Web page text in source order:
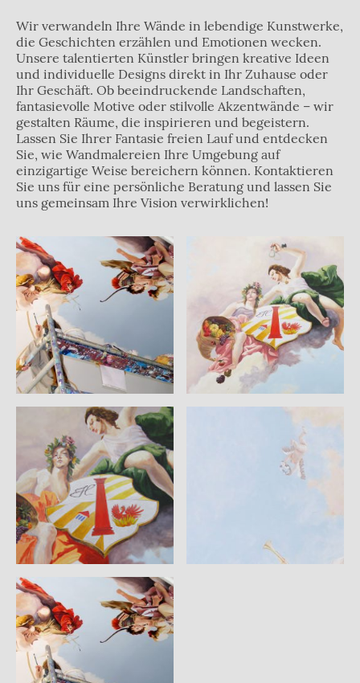
Wir verwandeln Ihre Wände in lebendige Kunstwerke,
die Geschichten erzählen und Emotionen wecken.
Unsere talentierten Künstler bringen kreative Ideen
und individuelle Designs direkt in Ihr Zuhause oder
Ihr Geschäft. Ob beeindruckende Landschaften,
fantasievolle Motive oder stilvolle Akzentwände – wir
gestalten Räume, die inspirieren und begeistern.
Lassen Sie Ihrer Fantasie freien Lauf und entdecken
Sie, wie Wandmalereien Ihre Umgebung auf
einzigartige Weise bereichern können. Kontaktieren
Sie uns für eine persönliche Beratung und lassen Sie
uns gemeinsam Ihre Vision verwirklichen!